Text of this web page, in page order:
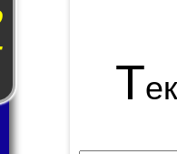
Т